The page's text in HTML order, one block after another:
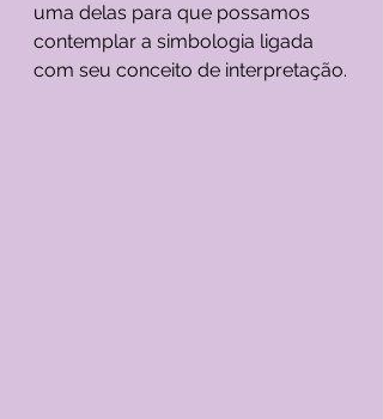
uma delas para que possamos
contemplar a simbologia ligada
com seu conceito de interpretação.